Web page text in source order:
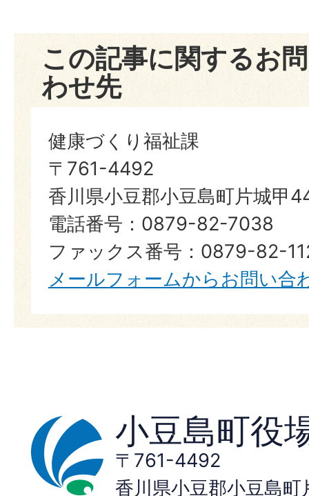
この記事に関するお
わせ先
健康づくり福祉課
〒761-4492
香川県小豆郡小豆島町片城甲
電話番号：0879-82-7038
ファックス番号：0879-82-
メールフォームからお問い合
小豆島町役
〒761-4492
香川県小豆郡小豆島